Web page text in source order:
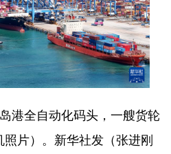
Français عربى
日本語 한국어
港全自动化码头，一艘货轮
片）。新华社发（张进刚